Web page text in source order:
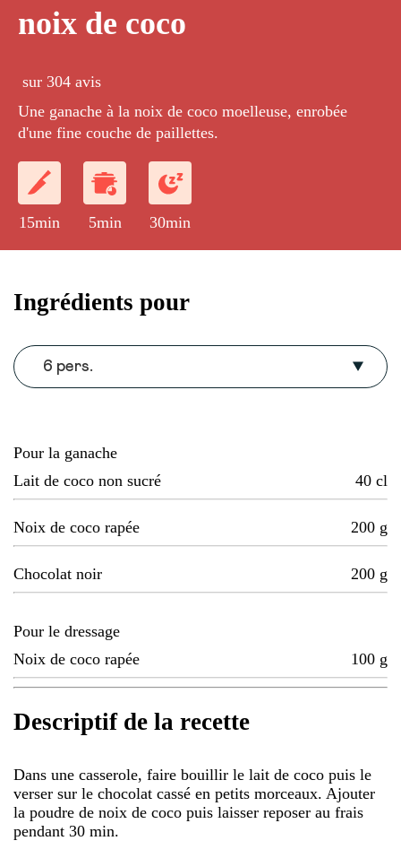
noix de coco
sur 304 avis
Une ganache à la noix de coco moelleuse, enrobée
d'une fine couche de paillettes.
15min 5min 30min
Ingrédients pour
6 pers.
Pour la ganache
Lait de coco non sucré
40 cl
Noix de coco rapée 200 g
Chocolat noir 200 g
Pour le dressage
Noix de coco rapée
100 g
Descriptif de la recette
Dans une casserole, faire bouillir le lait de coco puis le
verser sur le chocolat cassé en petits morceaux. Ajouter
la poudre de noix de coco puis laisser reposer au frais
pendant 30 min.